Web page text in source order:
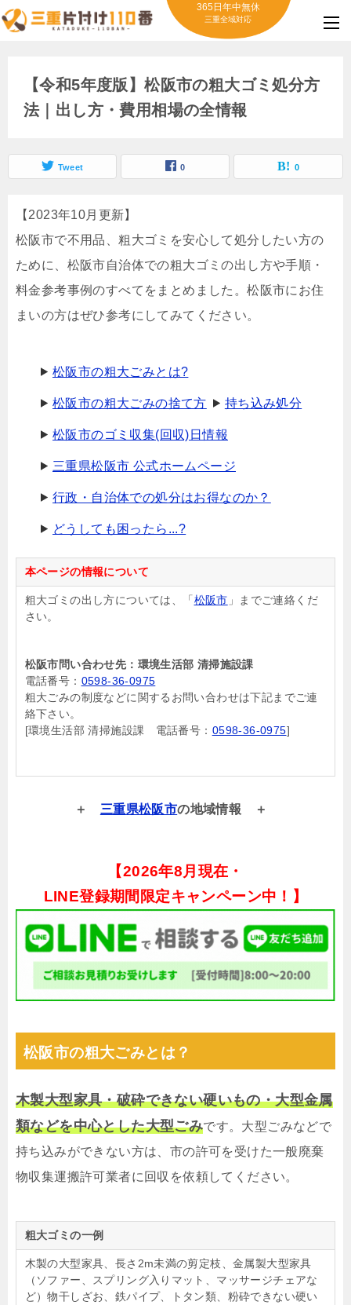
365日年中無休
三重全域対応
【令和5年度版】松阪市の粗大ゴミ処分方
法｜出し方・費用相場の全情報
Tweet 0 0
【2023年10月更新】
松阪市で不用品、粗大ゴミを安心して処分したい方の
ために、松阪市自治体での粗大ゴミの出し方や手順・
料金参考事例のすべてをまとめました。松阪市にお住
まいの方はぜひ参考にしてみてください。
松阪市の粗大ごみとは?
松阪市の粗大ごみの捨て方 持ち込み処分
松阪市のゴミ収集(回収)日情報
三重県松阪市 公式ホームページ
行政・自治体での処分はお得なのか？
どうしても困ったら...?
本ページの情報について
粗大ゴミの出し方については、「 松阪市 」までご連絡くだ
さい。
松阪市問い合わせ先：環境生活部 清掃施設課
電話番号： 0598-36-0975
粗大ごみの制度などに関するお問い合わせは下記までご連
絡下さい。
[環境生活部 清掃施設課 電話番号： 0598-36-0975]
三重県松阪市の地域情報
【2026年8月現在・
LINE登録期間限定キャンペーン中！】
松阪市の粗大ごみとは？
木製大型家具・破砕できない硬いもの・大型金属
類などを中心とした大型ごみです。大型ごみなどで
持ち込みができない方は、市の許可を受けた一般廃棄
物収集運搬許可業者に回収を依頼してください。
粗大ゴミの一例
木製の大型家具、長さ2m未満の剪定枝、金属製大型家具
（ソファー、スプリング入りマット、マッサージチェアな
ど）物干しざお、鉄パイプ、トタン類、粉砕できない硬い